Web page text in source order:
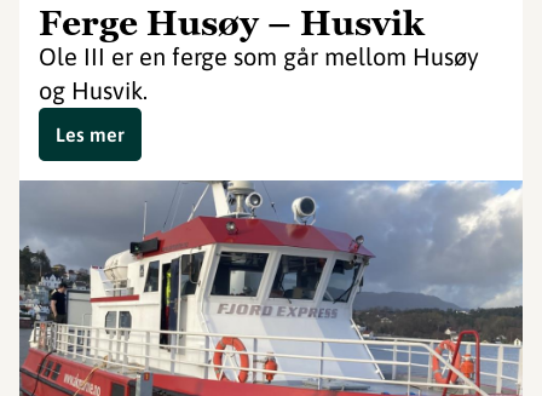
Ferge Husøy – Husvik
Ole III er en ferge som går mellom Husøy
og Husvik.
Les mer